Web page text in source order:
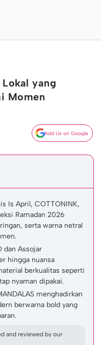
yang
Momen
Add Us on Google
Is April, COTTONINK,
Ramadan 2026
serta warna netral
dan Assojar
hingga nuansa
berkualitas seperti
nyaman dipakai.
menghadirkan
berwarna bold yang
and reviewed by our